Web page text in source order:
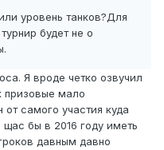
уровень танков?Для
будет не о
Я вроде четко озвучил
призовые мало
самого участия куда
бы в 2016 году иметь
давным давно